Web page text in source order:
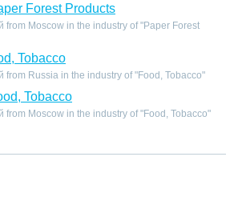
Forest Products
from Moscow in the industry of "Paper Forest
Tobacco
from Russia in the industry of "Food, Tobacco"
Tobacco
from Moscow in the industry of "Food, Tobacco"